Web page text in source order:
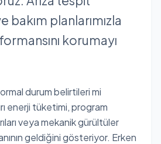
bakım planlarımızla
korumayı
durum belirtileri mi
enerji tüketimi, program
veya mekanik gürültüler
geldiğini gösteriyor. Erken